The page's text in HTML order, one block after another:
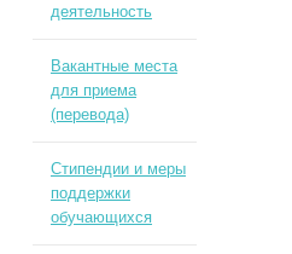
деятельность
Вакантные места
для приема
(перевода)
Стипендии и меры
поддержки
обучающихся